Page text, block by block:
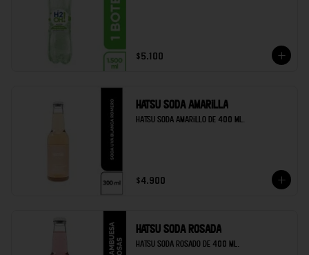
$5.100
Hatsu soda amarilla
Hatsu soda amarillo de 400 ml.
$4.900
Hatsu soda rosada
Hatsu soda rosado de 400 ml.